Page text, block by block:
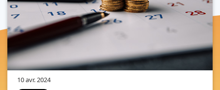
10 avr. 2024